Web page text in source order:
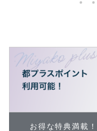
お得な特典満載！